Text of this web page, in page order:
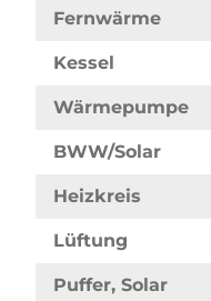
Fernwärme
Kessel
Wärmepumpe
BWW/Solar
Heizkreis
Lüftung
Puffer, Solar